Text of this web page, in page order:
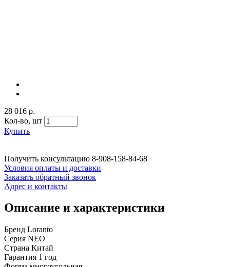
28 016 р.
Кол-во, шт
Купить
Получить консультацию 8-908-158-84-68
Условия оплаты и доставки
Заказать обратный звонок
Адрес и контакты
Описание и характеристики
Бренд Loranto
Серия NEO
Страна Китай
Гарантия 1 год